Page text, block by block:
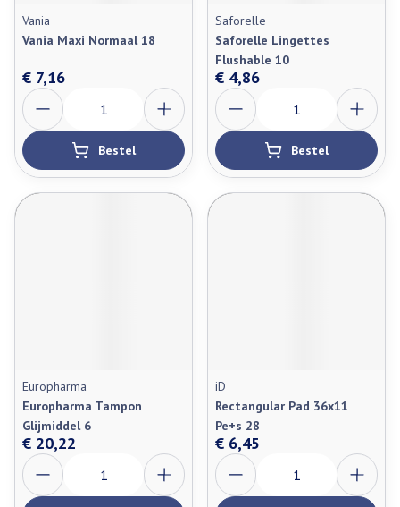
Vania
Vania Maxi Normaal 18
€ 7,16
Aantal
Bestel
Saforelle
Saforelle Lingettes
Flushable 10
€ 4,86
Aantal
Bestel
Europharma
Europharma Tampon
Glijmiddel 6
€ 20,22
Aantal
iD
Rectangular Pad 36x11
Pe+s 28
€ 6,45
Aantal